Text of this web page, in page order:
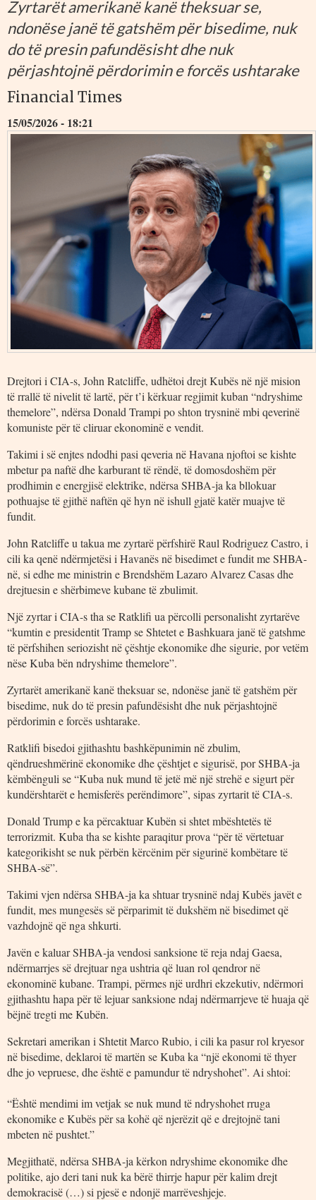
Zyrtarët amerikanë kanë theksuar se,
ndonëse janë të gatshëm për bisedime, nuk
do të presin pafundësisht dhe nuk
përjashtojnë përdorimin e forcës ushtarake
Financial Times
15/05/2026 - 18:21
Drejtori i CIA-s, John Ratcliffe, udhëtoi drejt Kubës në një mision
të rrallë të nivelit të lartë, për t’i kërkuar regjimit kuban “ndryshime
themelore”, ndërsa Donald Trampi po shton trysninë mbi qeverinë
komuniste për të cliruar ekonominë e vendit.
Takimi i së enjtes ndodhi pasi qeveria në Havana njoftoi se kishte
mbetur pa naftë dhe karburant të rëndë, të domosdoshëm për
prodhimin e energjisë elektrike, ndërsa SHBA-ja ka bllokuar
pothuajse të gjithë naftën që hyn në ishull gjatë katër muajve të
fundit.
John Ratcliffe u takua me zyrtarë përfshirë Raul Rodriguez Castro, i
cili ka qenë ndërmjetësi i Havanës në bisedimet e fundit me SHBA-
në, si edhe me ministrin e Brendshëm Lazaro Alvarez Casas dhe
drejtuesin e shërbimeve kubane të zbulimit.
Një zyrtar i CIA-s tha se Ratklifi ua përcolli personalisht zyrtarëve
“kumtin e presidentit Tramp se Shtetet e Bashkuara janë të gatshme
të përfshihen seriozisht në çështje ekonomike dhe sigurie, por vetëm
nëse Kuba bën ndryshime themelore”.
Zyrtarët amerikanë kanë theksuar se, ndonëse janë të gatshëm për
bisedime, nuk do të presin pafundësisht dhe nuk përjashtojnë
përdorimin e forcës ushtarake.
Ratklifi bisedoi gjithashtu bashkëpunimin në zbulim,
qëndrueshmërinë ekonomike dhe çështjet e sigurisë, por SHBA-ja
këmbënguli se “Kuba nuk mund të jetë më një strehë e sigurt për
kundërshtarët e hemisferës perëndimore”, sipas zyrtarit të CIA-s.
Donald Trump e ka përcaktuar Kubën si shtet mbështetës të
terrorizmit. Kuba tha se kishte paraqitur prova “për të vërtetuar
kategorikisht se nuk përbën kërcënim për sigurinë kombëtare të
SHBA-së”.
Takimi vjen ndërsa SHBA-ja ka shtuar trysninë ndaj Kubës javët e
fundit, mes mungesës së përparimit të dukshëm në bisedimet që
vazhdojnë që nga shkurti.
Javën e kaluar SHBA-ja vendosi sanksione të reja ndaj Gaesa,
ndërmarrjes së drejtuar nga ushtria që luan rol qendror në
ekonominë kubane. Trampi, përmes një urdhri ekzekutiv, ndërmori
gjithashtu hapa për të lejuar sanksione ndaj ndërmarrjeve të huaja që
bëjnë tregti me Kubën.
Sekretari amerikan i Shtetit Marco Rubio, i cili ka pasur rol kryesor
në bisedime, deklaroi të martën se Kuba ka “një ekonomi të thyer
dhe jo vepruese, dhe është e pamundur të ndryshohet”. Ai shtoi:
“Është mendimi im vetjak se nuk mund të ndryshohet rruga
ekonomike e Kubës për sa kohë që njerëzit që e drejtojnë tani
mbeten në pushtet.”
Megjithatë, ndërsa SHBA-ja kërkon ndryshime ekonomike dhe
politike, ajo deri tani nuk ka bërë thirrje hapur për kalim drejt
demokracisë (…) si pjesë e ndonjë marrëveshjeje.